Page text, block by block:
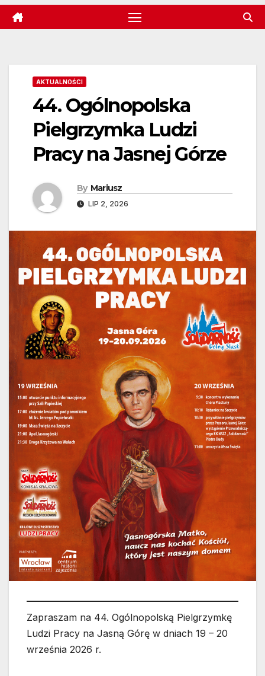
AKTUALNOŚCI
44. Ogólnopolska
Pielgrzymka Ludzi
Pracy na Jasnej Górze
By Mariusz
LIP 2, 2026
Zapraszam na 44. Ogólnopolską Pielgrzymkę
Ludzi Pracy na Jasną Górę w dniach 19 – 20
września 2026 r.